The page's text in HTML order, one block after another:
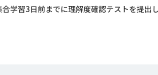
学習3日前までに理解度確認テストを提出